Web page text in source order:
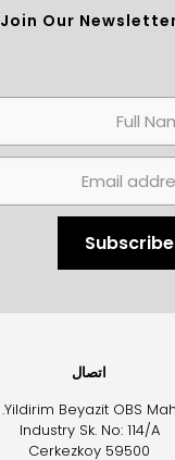
Join Our
اتصال
Yildirim Beyazit OBS Mah.
Industry Sk. No: 114/A
Cerkezkoy 59500